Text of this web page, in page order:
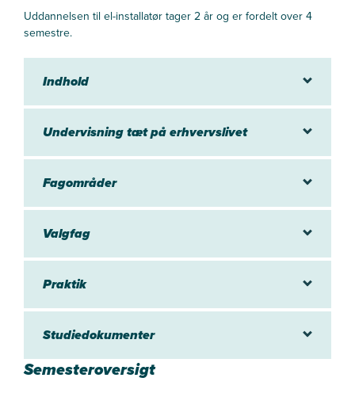
Uddannelsen til el-installatør tager 2 år og er fordelt over 4
semestre.
Indhold
Undervisning tæt på erhvervslivet
Fagområder
Valgfag
Praktik
Studiedokumenter
Semesteroversigt